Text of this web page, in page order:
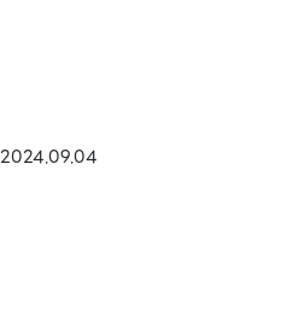
2024.09.04